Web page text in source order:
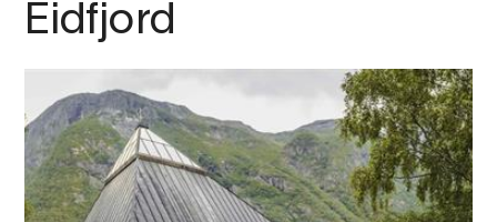
Eidfjord